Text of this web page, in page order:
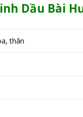
Dầu Bài
thân